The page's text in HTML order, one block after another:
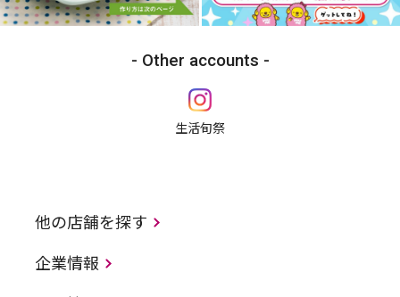
Other accounts
生活旬祭
他の店舗を探す
企業情報